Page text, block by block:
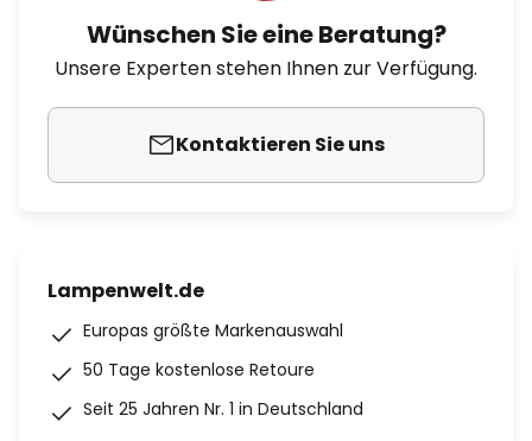
Wünschen Sie eine Beratung?
Unsere Experten stehen Ihnen zur Verfügung.
Kontaktieren Sie uns
Lampenwelt.de
Europas größte Markenauswahl
50 Tage kostenlose Retoure
Seit 25 Jahren Nr. 1 in Deutschland